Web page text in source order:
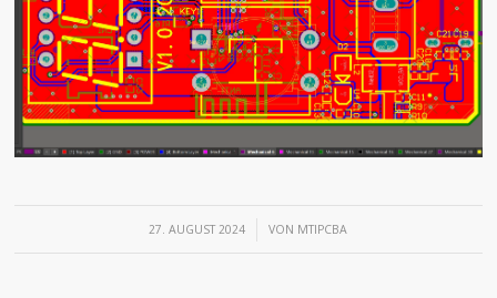
27. AUGUST 2024
/ VON MTIPCBA